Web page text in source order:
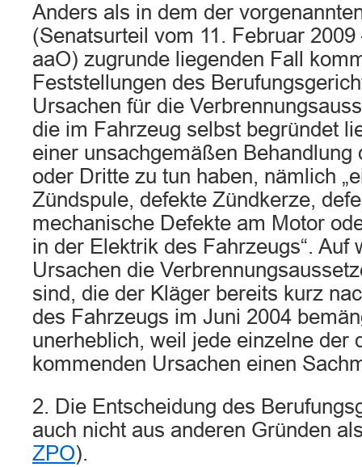
Anders als in dem der
(Senatsurteil vom 11. Februar
aaO) zugrunde liegenden Fall
Feststellungen des
Ursachen für die
die im Fahrzeug selbst begründet
einer unsachgemäßen Behandlung
oder Dritte zu tun haben, nämlich
Zündspule, defekte Zündkerze,
mechanische Defekte am Motor
in der Elektrik des Fahrzeugs“. Auf
Ursachen die
sind, die der Kläger bereits kurz
des Fahrzeugs im Juni 2004
unerheblich, weil jede einzelne der
kommenden Ursachen einen
2. Die Entscheidung des
auch nicht aus anderen Gründen
ZPO).